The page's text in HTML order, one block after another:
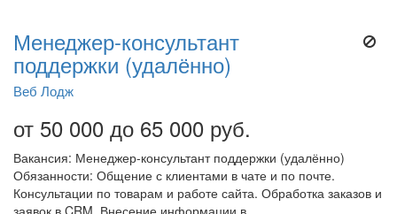
Менеджер-консультант
поддержки (удалённо)
Веб Лодж
от 50 000 до 65 000 руб.
Вакансия: Менеджер-консультант поддержки (удалённо)
Обязанности: Общение с клиентами в чате и по почте.
Консультации по товарам и работе сайта. Обработка заказов и
заявок в CRM. Внесение информации в